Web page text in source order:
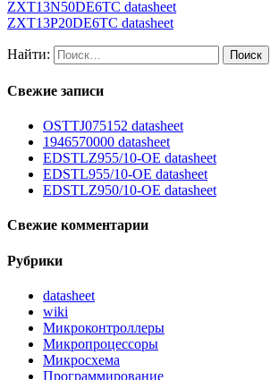
ZXT13N50DE6TC datasheet
ZXT13P20DE6TC datasheet
Найти:
Свежие записи
OSTTJ075152 datasheet
1946570000 datasheet
EDSTLZ955/10-OE datasheet
EDSTL955/10-OE datasheet
EDSTLZ950/10-OE datasheet
Свежие комментарии
Рубрики
datasheet
wiki
Микроконтроллеры
Микропроцессоры
Микросхема
Программирование